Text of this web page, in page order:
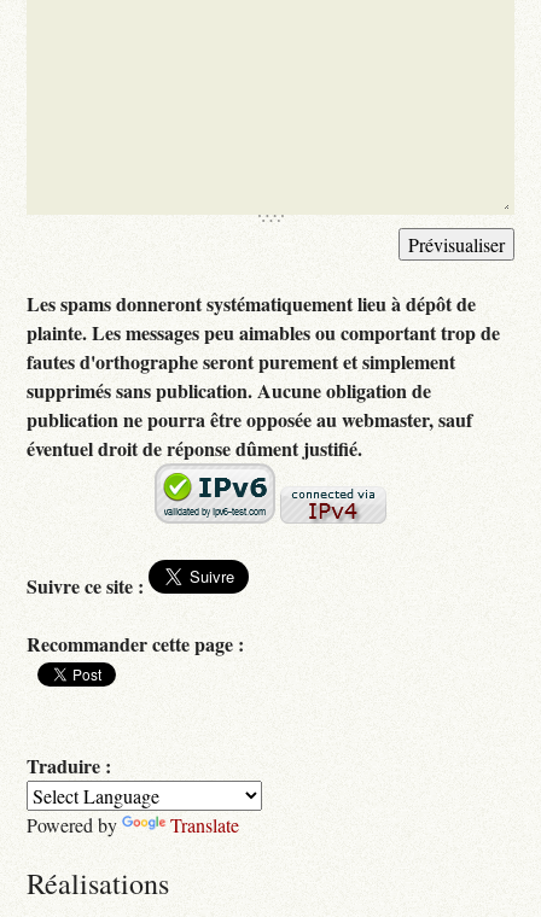
Les spams donneront systématiquement lieu à dépôt de
plainte. Les messages peu aimables ou comportant trop de
fautes d'orthographe seront purement et simplement
supprimés sans publication. Aucune obligation de
publication ne pourra être opposée au webmaster, sauf
éventuel droit de réponse dûment justifié.
Suivre ce site :
Recommander cette page :
Traduire :
Powered by Translate
Réalisations